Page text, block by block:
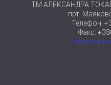
ТМ АЛЕКСАНДРА
прт.
Телефон:
Факс: